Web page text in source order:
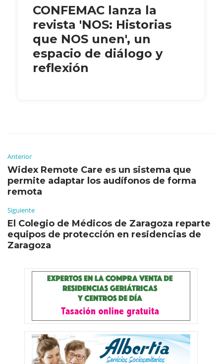
CONFEMAC lanza la
revista 'NOS: Historias
que NOS unen', un
espacio de diálogo y
reflexión
Anterior
Widex Remote Care es un sistema que
permite adaptar los audífonos de forma
remota
Siguiente
El Colegio de Médicos de Zaragoza reparte
equipos de protección en residencias de
Zaragoza